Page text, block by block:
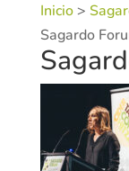
Inicio>
Sagardo